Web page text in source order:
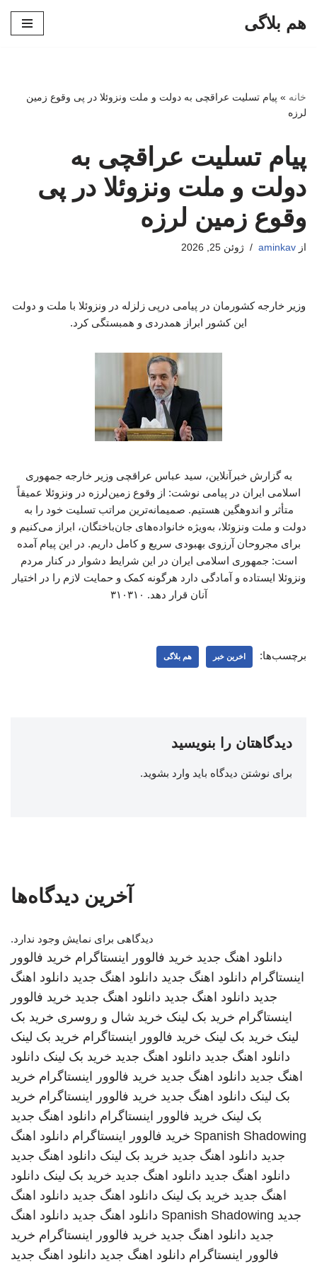
هم بلاگی
خانه » پیام تسلیت عراقچی به دولت و ملت ونزوئلا در پی وقوع زمین
لرزه
پیام تسلیت عراقچی به
دولت و ملت ونزوئلا در پی
وقوع زمین لرزه
از aminkav ژوئن 25, 2026
وزیر خارجه کشورمان در پیامی درپی زلزله در ونزوئلا با ملت و دولت
این کشور ابراز همدردی و همبستگی کرد.
به گزارش خبرآنلاین، سید عباس عراقچی وزیر خارجه جمهوری
اسلامی ایران در پیامی نوشت: از وقوع زمین‌لرزه در ونزوئلا عمیقاً
متأثر و اندوهگین هستیم. صمیمانه‌ترین مراتب تسلیت خود را به
دولت و ملت ونزوئلا، به‌ویژه خانواده‌های جان‌باختگان، ابراز می‌کنیم و
برای مجروحان آرزوی بهبودی سریع و کامل داریم. در این پیام آمده
است: جمهوری اسلامی ایران در این شرایط دشوار در کنار مردم
ونزوئلا ایستاده و آمادگی دارد هرگونه کمک و حمایت لازم را در اختیار
آنان قرار دهد. ۳۱۰۳۱۰
برچسب‌ها: اخرین خبر هم بلاگی
دیدگاهتان را بنویسید
برای نوشتن دیدگاه باید وارد بشوید.
آخرین دیدگاه‌ها
دیدگاهی برای نمایش وجود ندارد.
دانلود اهنگ جدید خرید فالوور اینستاگرام خرید فالوور
اینستاگرام دانلود اهنگ جدید دانلود اهنگ جدید دانلود اهنگ
جدید دانلود اهنگ جدید دانلود اهنگ جدید خرید فالوور
اینستاگرام خرید بک لینک خرید شال و روسری خرید بک
لینک خرید بک لینک خرید فالوور اینستاگرام خرید بک لینک
دانلود اهنگ جدید دانلود اهنگ جدید خرید بک لینک دانلود
اهنگ جدید دانلود اهنگ جدید خرید فالوور اینستاگرام خرید
بک لینک دانلود اهنگ جدید خرید فالوور اینستاگرام خرید
بک لینک خرید فالوور اینستاگرام دانلود اهنگ جدید
Spanish Shadowing خرید فالوور اینستاگرام دانلود اهنگ
جدید دانلود اهنگ جدید خرید بک لینک دانلود اهنگ جدید
دانلود اهنگ جدید دانلود اهنگ جدید خرید بک لینک دانلود
اهنگ جدید خرید بک لینک دانلود اهنگ جدید دانلود اهنگ
جدید Spanish Shadowing دانلود اهنگ جدید دانلود اهنگ
جدید دانلود اهنگ جدید خرید فالوور اینستاگرام خرید
فالوور اینستاگرام دانلود اهنگ جدید دانلود اهنگ جدید